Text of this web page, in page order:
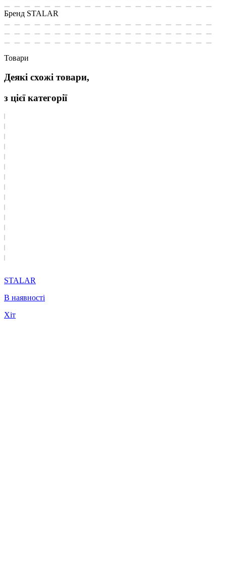
Бренд STALAR
Товари
Деякі схожі товари,
з цієї категорії
STALAR
В наявності
Хіт